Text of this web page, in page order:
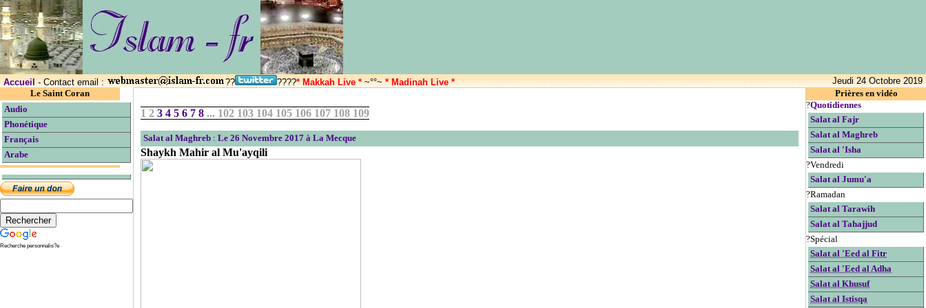
Accueil- Contact email : ?? ????* Makkah Live *~°°~* Madinah Live * Jeudi 24 Octobre 2019
Le Saint Coran
Audio
Phonétique
Français
Arabe
Recherche personnalis?e
1 2 3 4 5 6 7 8 ... 102 103 104 105 106 107 108 109
Salat al Maghreb : Le 26 Novembre 2017 à La Mecque
Shaykh Mahir al Mu'ayqili
Prières en vidéo
?Quotidiennes
Salat al Fajr
Salat al Maghreb
Salat al 'Isha
?Vendredi
Salat al Jumu'a
?Ramadan
Salat al Tarawih
Salat al Tahajjud
?Spécial
Salat al 'Eed al Fitr
Salat al 'Eed al Adha
Salat al Khusuf
Salat al Istisqa